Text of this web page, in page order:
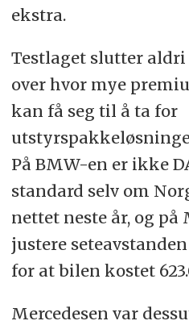
ekstra.
Testlaget slutter aldri
over hvor mye
kan få seg til å ta for
På BMW-en er ikke
standard selv om
nettet neste år, og på
justere
for at bilen kostet
Mercedesen var